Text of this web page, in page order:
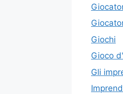
Giochi
Gioco
Gli